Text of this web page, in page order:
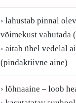
› lahustab pinnal
võimekust vahutada
› aitab ühel vedelal
(pindaktiivne aine)
› lõhnaaine – loob